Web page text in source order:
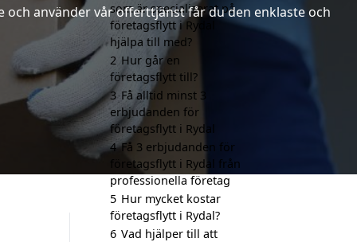
använder vår offerttjänst får du den enklaste och
som är specialiserat på
företagsflytt i Rydal
hjälpa till med?
2 Hur går en
företagsflytt till?
3 Få alltid minst 3
erbjudanden för
företagsflytt i Rydal
4 Få 3 erbjudanden för
företagsflytt i Rydal från
professionella företag
5 Hur mycket kostar
företagsflytt i Rydal?
6 Vad hjälper till att